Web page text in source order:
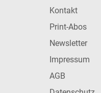
Kontakt
Print-Abos
Newsletter
Impressum
AGB